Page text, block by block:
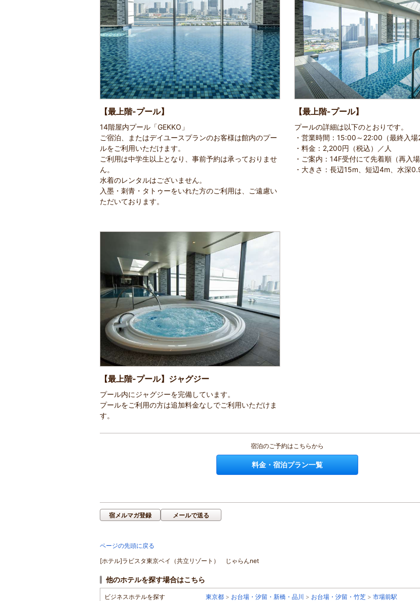
【最上階-プール】
14階屋内プール「GEKKO」
ご宿泊、またはデイユースプランのお客様は館内のプー
ルをご利用いただけます。
ご利用は中学生以上となり、事前予約は承っておりませ
ん。
水着のレンタルはございません。
入墨・刺青・タトゥーをいれた方のご利用は、ご遠慮い
ただいております。
【最上階-プール】
プールの詳細は以下のとおりです。
・営業時間：15:00～22:00（最終入場
・料金：2,200円（税込）／人
・ご案内：14F受付にて先着順（再入場
・大きさ：長辺15m、短辺4m、水深
【最上階-プール】ジャグジー
プール内にジャグジーを完備しています。
プールをご利用の方は追加料金なしでご利用いただけま
す。
宿泊のご予約はこちらから
料金・宿泊プラン一覧
宿メルマガ登録 メールで送る
ページの先頭に戻る
[ホテル]ラビスタ東京ベイ（共立リゾート） じゃらんnet
他のホテルを探す場合はこちら
ビジネスホテルを探す 東京都 > お台場・汐留・新橋・品川 > お台場・汐留・竹芝 > 市場前駅